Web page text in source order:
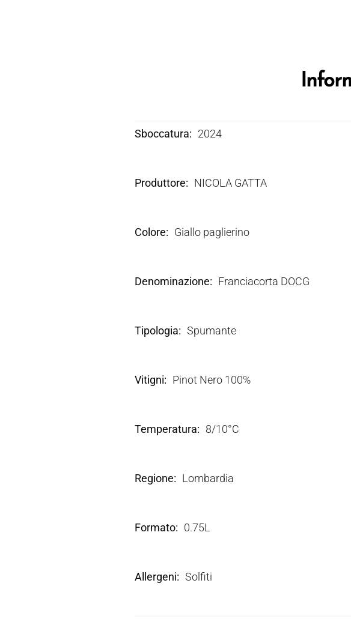
Sboccatura 2024
Produttore NICOLA GATTA
Colore Giallo paglierino
Denominazione Franciacorta DOCG
Tipologia Spumante
Vitigni Pinot Nero 100%
Temperatura 8/10°C
Regione Lombardia
Formato 0.75L
Allergeni Solfiti